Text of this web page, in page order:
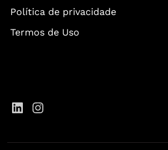
Política de privacidade
Termos de Uso